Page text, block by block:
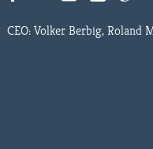
CEO: Volker Berbig, Roland